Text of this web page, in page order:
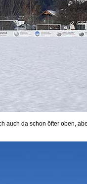
auch da schon öfter oben,